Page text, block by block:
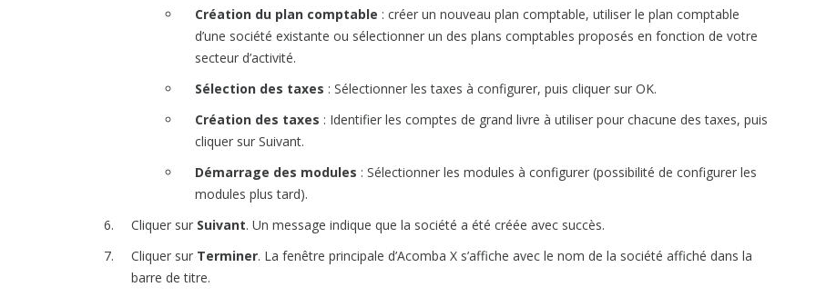
Création du plan comptable : créer un nouveau plan comptable, utiliser le plan comptable
d’une société existante ou sélectionner un des plans comptables proposés en fonction de votre
secteur d’activité.
Sélection des taxes : Sélectionner les taxes à configurer, puis cliquer sur OK.
Création des taxes : Identifier les comptes de grand livre à utiliser pour chacune des taxes, puis
cliquer sur Suivant.
Démarrage des modules : Sélectionner les modules à configurer (possibilité de configurer les
modules plus tard).
Cliquer sur Suivant. Un message indique que la société a été créée avec succès.
Cliquer sur Terminer. La fenêtre principale d’Acomba X s’affiche avec le nom de la société affiché dans la
barre de titre.